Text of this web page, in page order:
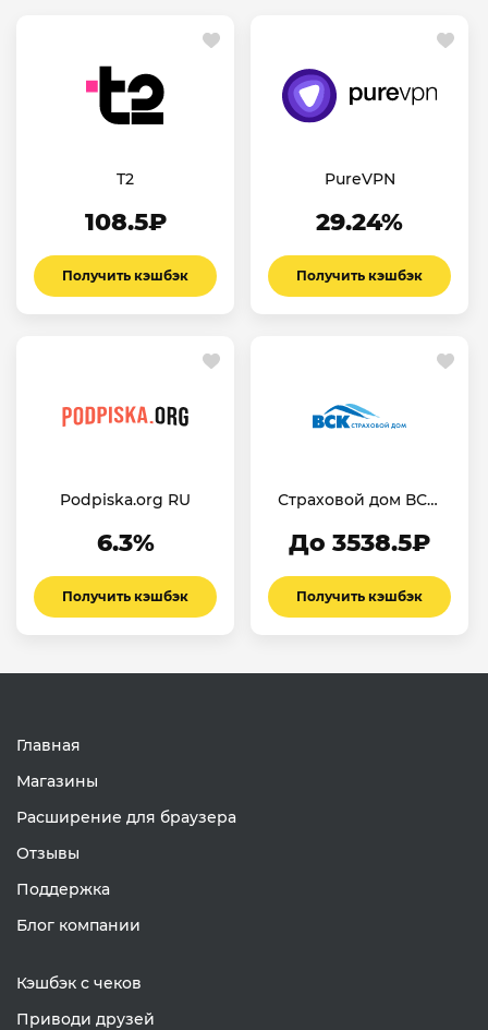
T2
108.5₽
Получить кэшбэк
PureVPN
29.24%
Получить кэшбэк
Podpiska.org RU
6.3%
Получить кэшбэк
Страховой дом ВСК:
До 3538.5₽
Получить кэшбэк
Главная
Магазины
Расширение для браузера
Отзывы
Поддержка
Блог компании
Кэшбэк с чеков
Приводи друзей